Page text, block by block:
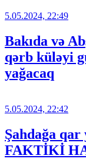
5.05.2024, 22:49
Bakıda və
qərb küləyi
yağacaq
5.05.2024, 22:42
Şahdağa qar
FAKTİKİ